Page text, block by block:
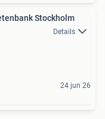
Stockholm
Details
24 jun 26